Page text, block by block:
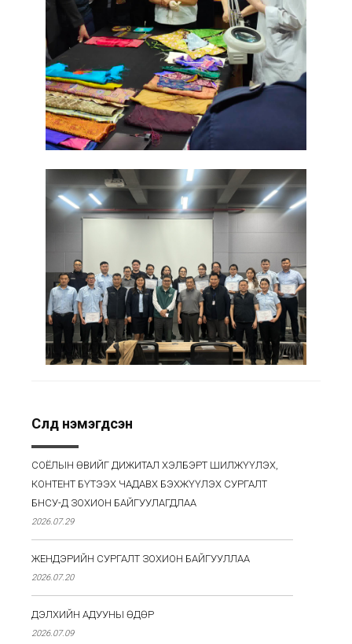
Сүүлд нэмэгдсэн
СОЁЛЫН ӨВИЙГ ДИЖИТАЛ ХЭЛБЭРТ ШИЛЖҮҮЛЭХ,
КОНТЕНТ БҮТЭЭХ ЧАДАВХ БЭХЖҮҮЛЭХ СУРГАЛТ
БНСУ-Д ЗОХИОН БАЙГУУЛАГДЛАА
2026.07.29
ЖЕНДЭРИЙН СУРГАЛТ ЗОХИОН БАЙГУУЛЛАА
2026.07.20
ДЭЛХИЙН АДУУНЫ ӨДӨР
2026.07.09